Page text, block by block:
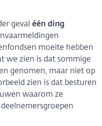
geval één ding
moeite hebben
we zien is dat sommige
genomen, maar niet op
zien is dat besturen
waarom ze